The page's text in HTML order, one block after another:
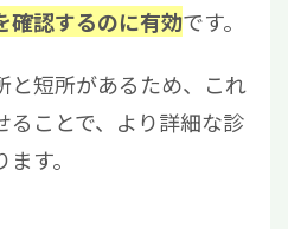
確認するのに有効です。
と短所があるため、これ
ることで、より詳細な診
す。